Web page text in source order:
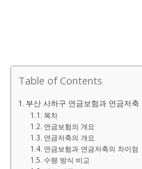
Table of Contents
부산 사하구 연금보험과 연금저
목차
연금보험의 개요
연금저축의 개요
연금보험과 연금저축의 차이점
수령 방식 비교